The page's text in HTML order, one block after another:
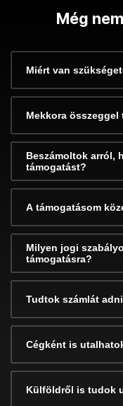
Még
Miért van
Mekkora
Beszámoltok arról,
támogatást?
A támogatásom
Milyen jogi
támogatásra?
Tudtok számlát
Cégként is
Külföldről is tudok